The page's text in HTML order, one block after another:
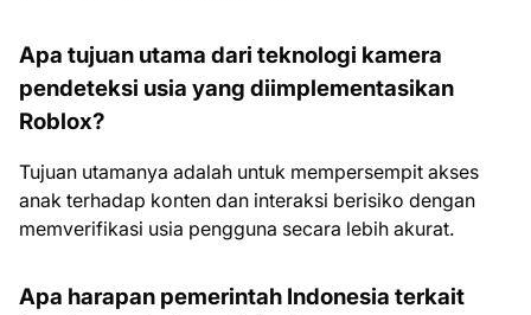
Apa tujuan utama dari teknologi kamera
pendeteksi usia yang diimplementasikan
Roblox?
Tujuan utamanya adalah untuk mempersempit akses
anak terhadap konten dan interaksi berisiko dengan
memverifikasi usia pengguna secara lebih akurat.
Apa harapan pemerintah Indonesia terkait